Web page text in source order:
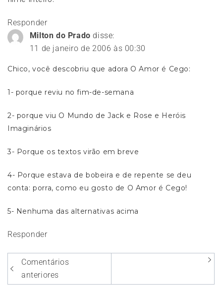
Responder
Milton do Prado disse:
11 de janeiro de 2006 às 00:30
Chico, você descobriu que adora O Amor é Cego:
1- porque reviu no fim-de-semana
2- porque viu O Mundo de Jack e Rose e Heróis
Imaginários
3- Porque os textos virão em breve
4- Porque estava de bobeira e de repente se deu
conta: porra, como eu gosto de O Amor é Cego!
5- Nenhuma das alternativas acima
Responder
Navegação
entre
Comentários
anteriores